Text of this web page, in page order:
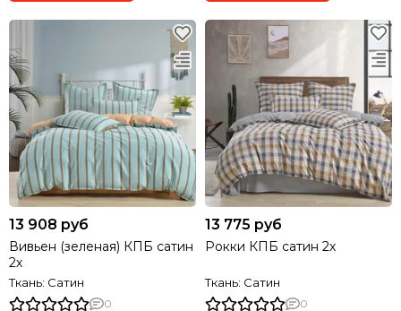
13 908 руб
Вивьен (зеленая) КПБ сатин
2х
Ткань: Сатин
0
13 775 руб
Рокки КПБ сатин 2х
Ткань: Сатин
0